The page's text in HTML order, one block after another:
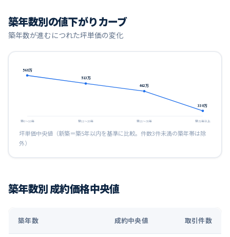
築年数別の値下がりカーブ
築年数が進むにつれた坪単価の変化
568万
築6〜10年
513万
築11〜20年
462万
築21〜30年
330万
築31年以上
坪単価中央値（新築＝築5年以内を基準に比較。件数3件未満の築年帯は除
外）
築年数別 成約価格中央値
築年数 成約中央値 取引件数